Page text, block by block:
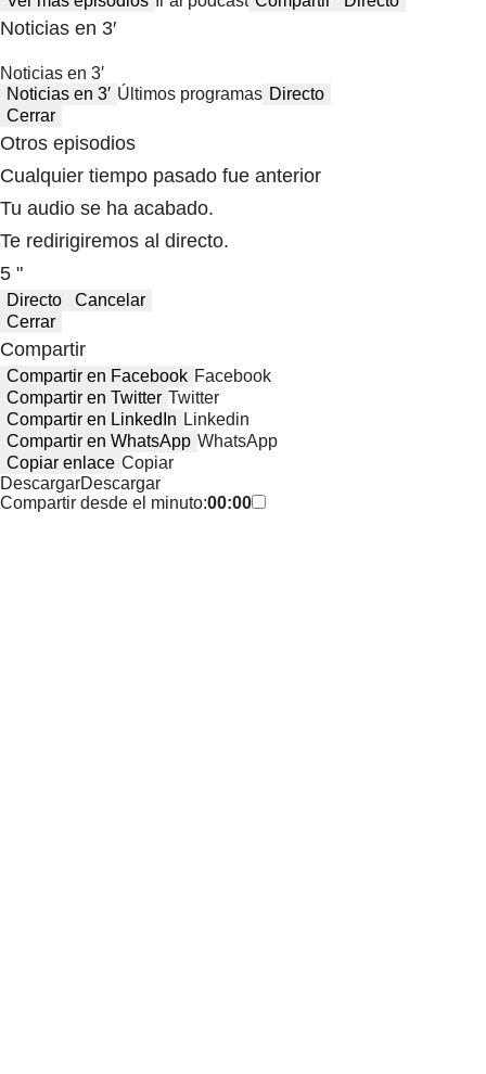
Noticias en 3′
Noticias en 3′
Noticias en 3′ Últimos programas Directo
Cerrar
Otros episodios
Cualquier tiempo pasado fue anterior
Tu audio se ha acabado.
Te redirigiremos al directo.
5 "
Directo
Cancelar
Cerrar
Compartir
Compartir en Facebook Facebook
Compartir en Twitter Twitter
Compartir en LinkedIn Linkedin
Compartir en WhatsApp WhatsApp
Copiar enlace Copiar
DescargarDescargar
Compartir desde el minuto:00:00